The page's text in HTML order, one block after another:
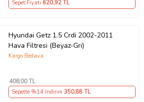
Sepet Fiyatı 620,92 TL
Hyundai Getz 1.5 Crdi 2002-2011
Hava Filtresi (Beyaz-Gri)
Kargo Bedava
408,00 TL
Sepette %14 İndirim 350,88 TL